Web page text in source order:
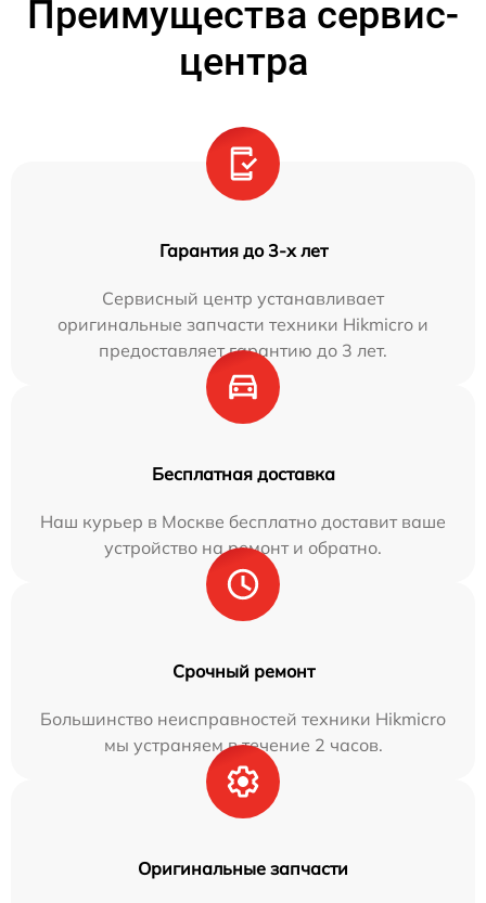
Преимущества сервис-
центра
Гарантия до 3-х лет
Сервисный центр устанавливает
оригинальные запчасти техники Hikmicro и
предоставляет гарантию до 3 лет.
Бесплатная доставка
Наш курьер в Москве бесплатно доставит ваше
устройство на ремонт и обратно.
Срочный ремонт
Большинство неисправностей техники Hikmicro
мы устраняем в течение 2 часов.
Оригинальные запчасти